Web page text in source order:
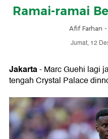
Ramai-ramai
Afif Farhan -
Jumat, 12
Jakarta- Marc Guehi lagi
tengah Crystal Palace